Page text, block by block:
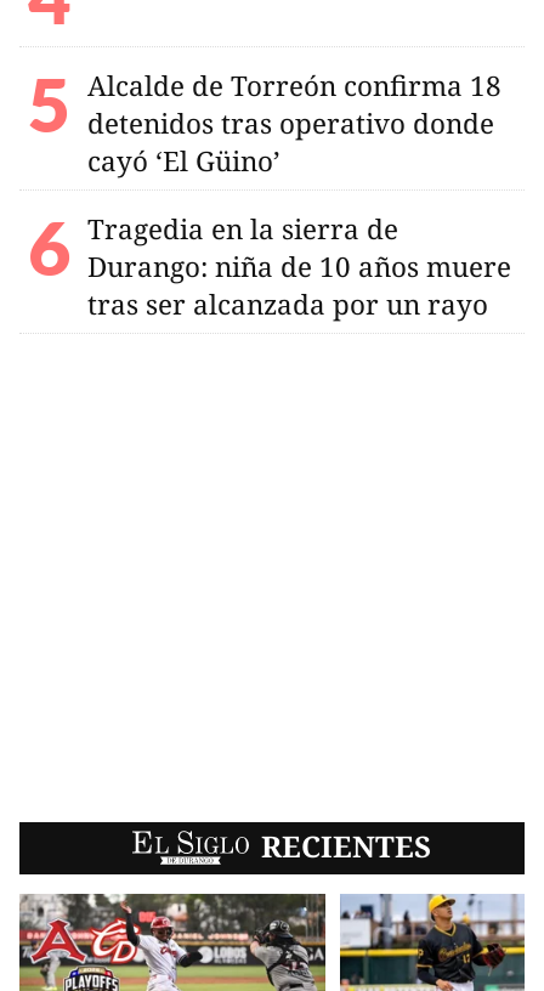
Alcalde de Torreón confirma 18
detenidos tras operativo donde
cayó ‘El Güino’
Tragedia en la sierra de
Durango: niña de 10 años muere
tras ser alcanzada por un rayo
EL SIGLO RECIENTES